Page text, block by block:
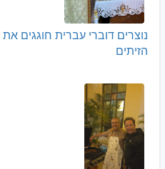
נוצרים דוברי עברית חוגגים
הזיתים